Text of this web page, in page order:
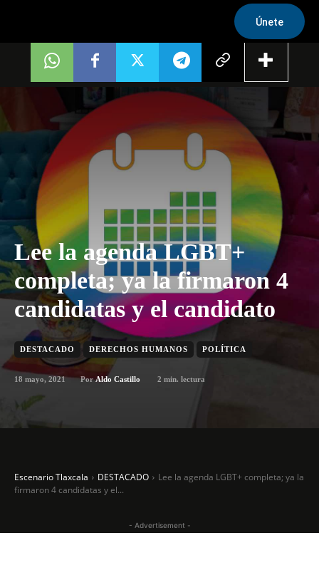
Únete
Lee la agenda LGBT+
completa; ya la firmaron 4
candidatas y el candidato
DESTACADO DERECHOS HUMANOS POLÍTICA
18 mayo, 2021 Por Aldo Castillo 2 min. lectura
Escenario Tlaxcala DESTACADO
Lee la agenda LGBT+ completa; ya la
firmaron 4 candidatas y el...
- Advertisement -